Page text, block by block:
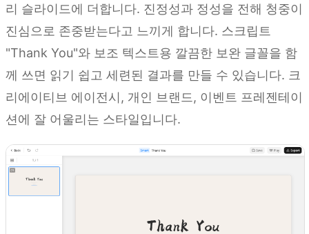
리 슬라이드에 더합니다. 진정성과 정성을 전해 청중이
진심으로 존중받는다고 느끼게 합니다. 스크립트
"Thank You"와 보조 텍스트용 깔끔한 보완 글꼴을 함
께 쓰면 읽기 쉽고 세련된 결과를 만들 수 있습니다. 크
리에이티브 에이전시, 개인 브랜드, 이벤트 프레젠테이
션에 잘 어울리는 스타일입니다.